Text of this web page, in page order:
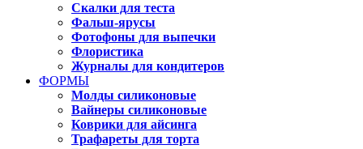
Скалки для теста
Фальш-ярусы
Фотофоны для выпечки
Флористика
Журналы для кондитеров
ФОРМЫ
Молды силиконовые
Вайнеры силиконовые
Коврики для айсинга
Трафареты для торта